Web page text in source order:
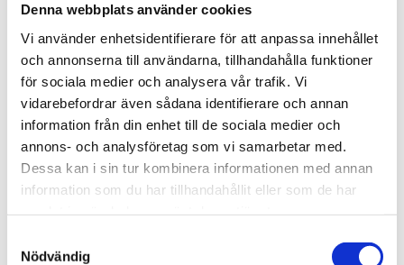
Denna webbplats använder cookies
Vi använder enhetsidentifierare för att anpassa innehållet
och annonserna till användarna, tillhandahålla funktioner
för sociala medier och analysera vår trafik. Vi
vidarebefordrar även sådana identifierare och annan
information från din enhet till de sociala medier och
annons- och analysföretag som vi samarbetar med.
Dessa kan i sin tur kombinera informationen med annan
information som du har tillhandahållit eller som de har
Nödvändig
AFE städservice bidrar även med flytt och
bärhjälp av alla föremål. Vi kan även vid
beställning hyra ut personal som kan utföra
städning och lättare arbetsbördor.